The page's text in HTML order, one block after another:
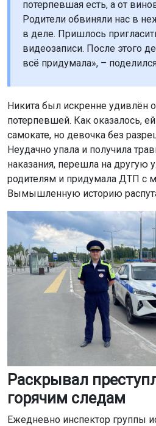
потерпевшая есть, а от
Родители обвиняли нас в
в деле. Пришлось
видеозаписи. После этого
всё придумала», –
Никита был искренне удивлён
потерпевшей. Как оказалось,
самокате, но девочка без
Неудачно упала и получила
наказания, перешла на другую
родителям и придумала ДТП с
Вымышленную историю
Раскрывал
горячим следам
Ежедневно инспектор группы